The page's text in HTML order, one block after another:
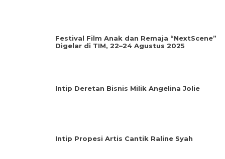
Festival Film Anak dan Remaja “NextScene”
Digelar di TIM, 22–24 Agustus 2025
Intip Deretan Bisnis Milik Angelina Jolie
Intip Propesi Artis Cantik Raline Syah